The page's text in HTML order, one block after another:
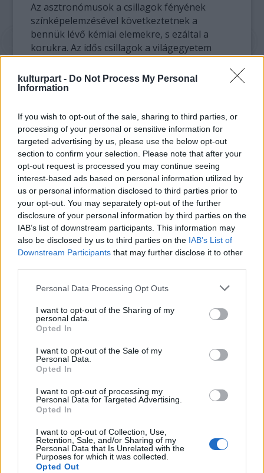
kulturpart - Do Not Process My Personal
Information
If you wish to opt-out of the sale, sharing to third parties, or
processing of your personal or sensitive information for
targeted advertising by us, please use the below opt-out
section to confirm your selection. Please note that after your
opt-out request is processed you may continue seeing
interest-based ads based on personal information utilized by
us or personal information disclosed to third parties prior to
your opt-out. You may separately opt-out of the further
disclosure of your personal information by third parties on the
IAB’s list of downstream participants. This information may
also be disclosed by us to third parties on the IAB’s List of
Downstream Participants that may further disclose it to other
Please note that this website/app uses one or more Google
not limited to your visit or usage behaviour. You may click to
grant or deny consent to Google and its third-party tags to
use your data for below specified purposes in below Google
consent section.
Personal Data Processing Opt Outs
I want to opt-out of the Sharing of my
personal data.
Opted In
I want to opt-out of the Sale of my
Personal Data.
Opted In
I want to opt-out of processing my
Personal Data for Targeted Advertising.
Opted In
I want to opt-out of Collection, Use,
Retention, Sale, and/or Sharing of my
Personal Data that Is Unrelated with the
Purposes for which it was collected.
Opted Out
Az asztronómusok a csillagok fényének
színképelemzésével következtetnek a
bennük lévő kémiai elemekre, s ezáltal a
korukra. Az idős csillagok a világegyetem
hajnalán születtek, amikor még
"hiánycikknek" számítottak a nehéz elemek. A
könnyű elemeket pedig, amelyek
képződésekor, a távoli napok felélték az idők
folyamán.
A legújabb megfigyelések szerint egészen
más stratégiát követett a gömbhalmaz egyik
csillaga, amely takarékosan bánt a lítiummal.
"Rejtélyes a lítium forrása. Általában a lítium
az évmilliárdok során elfogy, ez a csillag
azonban az örök élet elixírjével rendelkezik:
vagy megtartotta valamiképp az eredeti
lítiummennyiséget, vagy utánpótlásra tett
Forrás:MTI
Csillagászat Űrkutatás Lavór Felfedezés
SZAVAKKAL FESTENI